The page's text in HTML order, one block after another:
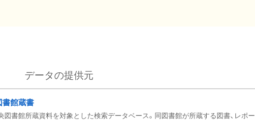
データの提供元
書館蔵書
図書館所蔵資料を対象とした検索データベース。同図書館が所蔵する図書、レポー